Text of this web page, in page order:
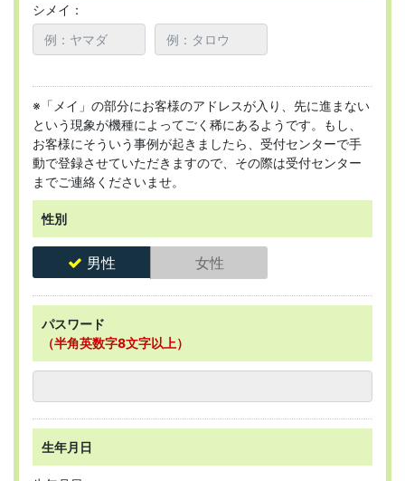
シメイ：
※「メイ」の部分にお客様のアドレスが入り、先に進まない
という現象が機種によってごく稀にあるようです。もし、
お客様にそういう事例が起きましたら、受付センターで手
動で登録させていただきますので、その際は受付センター
までご連絡くださいませ。
性別
男性 女性
パスワード
（半角英数字8文字以上）
生年月日